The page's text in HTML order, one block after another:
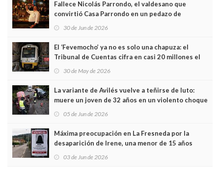
Fallece Nicolás Parrondo, el valdesano que
convirtió Casa Parrondo en un pedazo de
Asturias en Madrid
30 de Jun de 2026
El ‘Fevemocho’ ya no es solo una chapuza: el
Tribunal de Cuentas cifra en casi 20 millones el
sobrecoste de los trenes que no cabían por los
30 de May de 2026
La variante de Avilés vuelve a teñirse de luto:
muere un joven de 32 años en un violento choque
frontal
05 de Jun de 2026
Máxima preocupación en La Fresneda por la
desaparición de Irene, una menor de 15 años
03 de Jun de 2026